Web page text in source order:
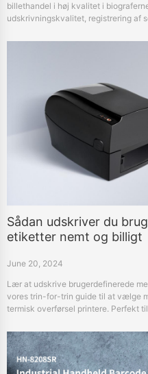
billethandel i høj kvalitet i
udskrivningskvalitet, registrering af
Sådan udskriver du
etiketter nemt og billigt
June 20, 2024
Lær at udskrive brugerdefinerede
vores trin-for-trin guide til at vælge
termisk overførsel printere. Perfekt